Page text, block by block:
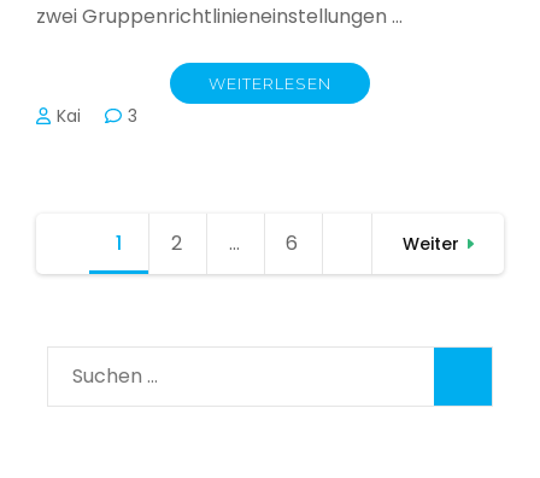
zwei Gruppenrichtlinieneinstellungen …
WEITERLESEN
Kai 3
Seitennummerierung
1 Seite
2 … Seite
6 Weiter
Suchen
nach: